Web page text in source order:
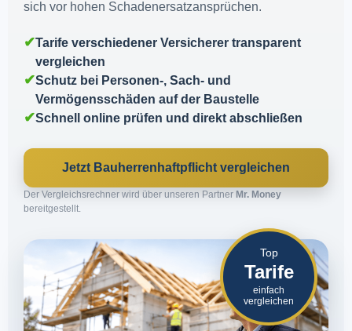
sich vor hohen Schadenersatzansprüchen.
✔Tarife verschiedener Versicherer transparent
vergleichen
✔Schutz bei Personen-, Sach- und
Vermögensschäden auf der Baustelle
✔Schnell online prüfen und direkt abschließen
Jetzt Bauherrenhaftpflicht vergleichen
Der Vergleichsrechner wird über unseren Partner Mr. Money
bereitgestellt.
Top
Tarife
einfach
vergleichen